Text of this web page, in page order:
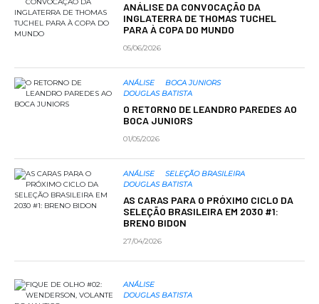
ANÁLISE DA CONVOCAÇÃO DA
INGLATERRA DE THOMAS TUCHEL
PARA À COPA DO MUNDO
05/06/2026
ANÁLISE
BOCA JUNIORS
DOUGLAS BATISTA
O RETORNO DE LEANDRO PAREDES AO
BOCA JUNIORS
01/05/2026
ANÁLISE
SELEÇÃO BRASILEIRA
DOUGLAS BATISTA
AS CARAS PARA O PRÓXIMO CICLO DA
SELEÇÃO BRASILEIRA EM 2030 #1:
BRENO BIDON
27/04/2026
ANÁLISE
DOUGLAS BATISTA